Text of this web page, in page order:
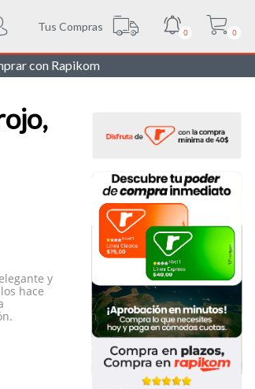
Tus Compras 0 0
con Rapikom
y
hace